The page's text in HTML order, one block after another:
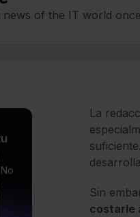
news of the IT world
La
Sin
costarle